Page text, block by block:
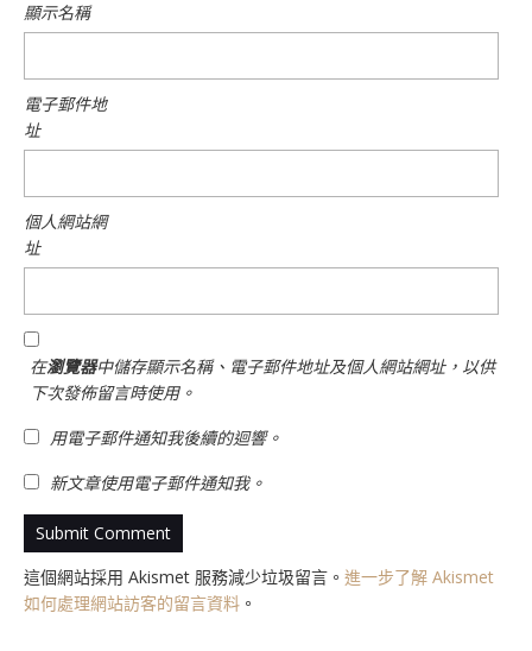
顯示名稱
電子郵件地
址
個人網站網
址
在瀏覽器中儲存顯示名稱、電子郵件地址及個人網站網址，以供
下次發佈留言時使用。
用電子郵件通知我後續的迴響。
新文章使用電子郵件通知我。
這個網站採用 Akismet 服務減少垃圾留言。 進一步了解 Akismet
如何處理網站訪客的留言資料 。